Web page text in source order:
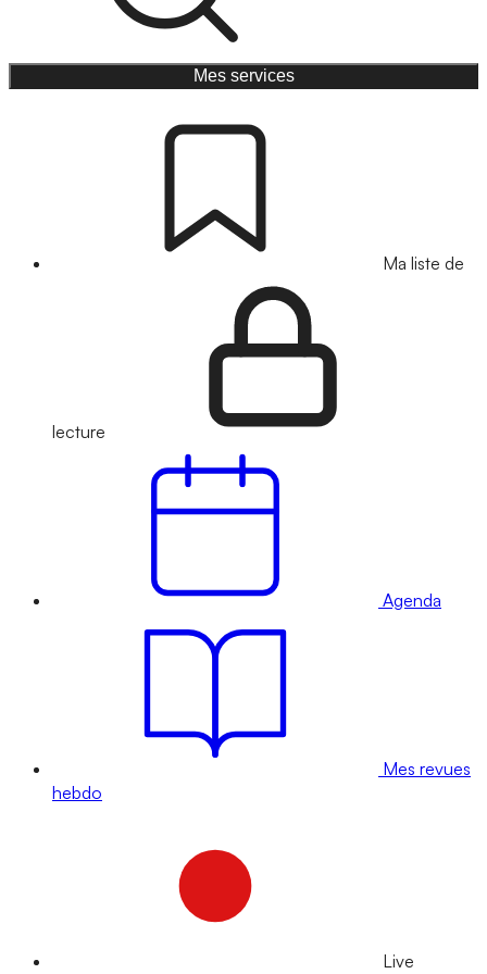
Mes services
Ma liste de
lecture
Agenda
Mes revues
hebdo
Live